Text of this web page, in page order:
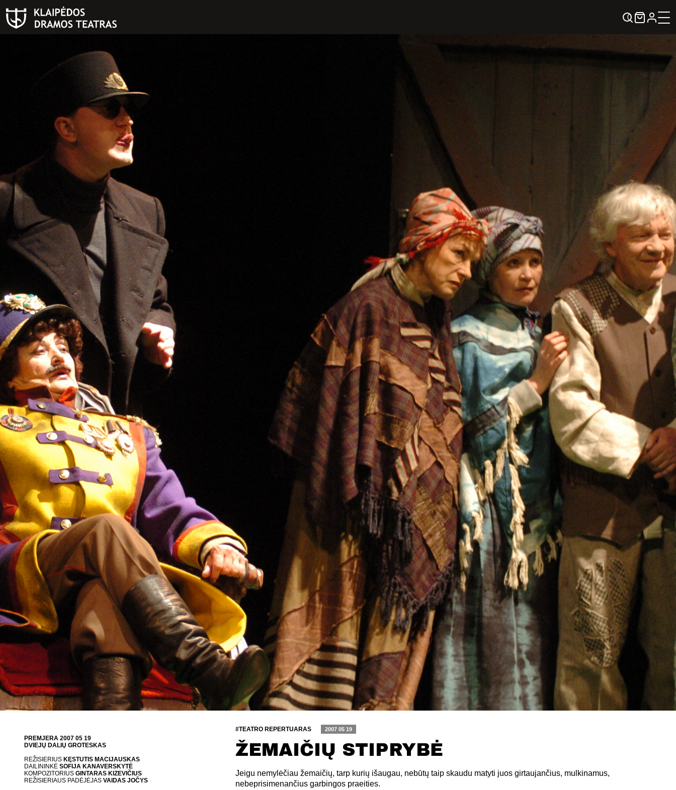
0
Teatras
ISTORIJA
KŪRĖJAI
REPERTUARAS
FESTIVALIS „THEATRIUM”
EDUKACIJA IR PARODOS
KULTŪROS PASAS
VIRTUALUS TURAS
KARJERA IR SAVANORYSTĖ
+ = PRISIJUNGTI
PREMJERA 2007 05 19
DVIEJŲ DALIŲ GROTESKAS
REŽISIERIUS KĘSTUTIS MACIJAUSKAS
DAILININKĖ SOFIJA KANAVERSKYTĖ
KOMPOZITORIUS GINTARAS KIZEVIČIUS
REŽISIERIAUS PADĖJĖJAS VAIDAS JOČYS
#TEATRO REPERTUARAS 2007 05 19
ŽEMAIČIŲ STIPRYBĖ
Jeigu nemylėčiau žemaičių, tarp kurių išaugau, nebūtų taip skaudu matyti juos girtaujančius, mulkinamus,
nebeprisimenančius garbingos praeities.